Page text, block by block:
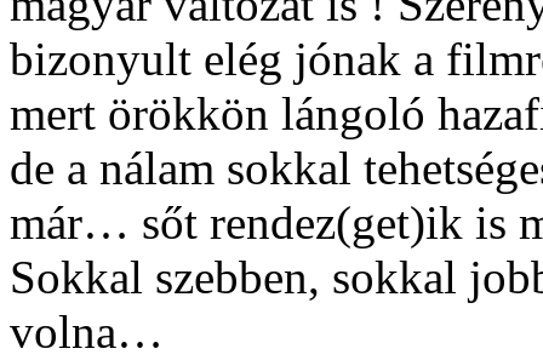
bizonyult elég jónak a
mert örökkön lángoló
de a nálam sokkal
már… sőt rendez(get)ik is
Sokkal szebben, sokkal
volna…